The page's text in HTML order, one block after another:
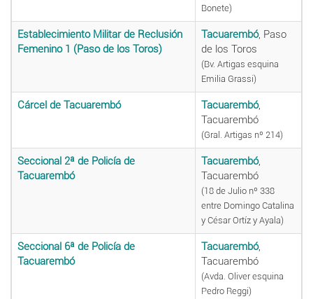
Bonete)
Establecimiento Militar de Reclusión
Femenino 1 (Paso de los Toros)
Tacuarembó, Paso
de los Toros
(Bv. Artigas esquina
Emilia Grassi)
Cárcel de Tacuarembó Tacuarembó,
Tacuarembó
(Gral. Artigas nº 214)
Seccional 2ª de Policía de
Tacuarembó
Tacuarembó,
Tacuarembó
(18 de Julio nº 338
entre Domingo Catalina
y César Ortíz y Ayala)
Seccional 6ª de Policía de
Tacuarembó
Tacuarembó,
Tacuarembó
(Avda. Oliver esquina
Pedro Reggi)